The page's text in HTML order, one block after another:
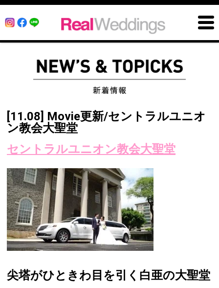
[11.08] Movie更新/セントラルユニオ
ン教会大聖堂
セントラルユニオン教会大聖堂
尖塔がひときわ目を引く白亜の大聖堂